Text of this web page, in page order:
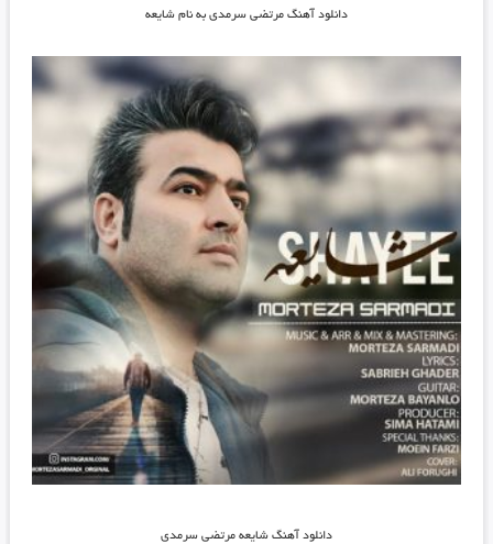
دانلود آهنگ مرتضی سرمدی به نام شایعه
دانلود آهنگ شایعه مرتضی سرمدی